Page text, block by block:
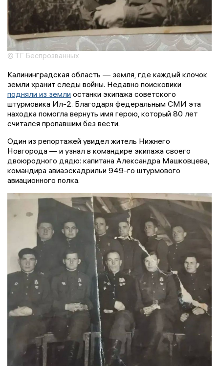
© ТГ Беспрозванных
Калининградская область — земля, где каждый клочок
земли хранит следы войны. Недавно поисковики
подняли из земли останки экипажа советского
штурмовика Ил-2. Благодаря федеральным СМИ эта
находка помогла вернуть имя герою, который 80 лет
считался пропавшим без вести.
Один из репортажей увидел житель Нижнего
Новгорода — и узнал в командире экипажа своего
двоюродного дядю: капитана Александра Машковцева,
командира авиаэскадрильи 949-го штурмового
авиационного полка.